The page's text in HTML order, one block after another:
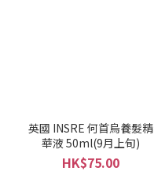
英國 INSRE 何首烏養髮精
華液 50ml(9月上旬)
HK$75.00